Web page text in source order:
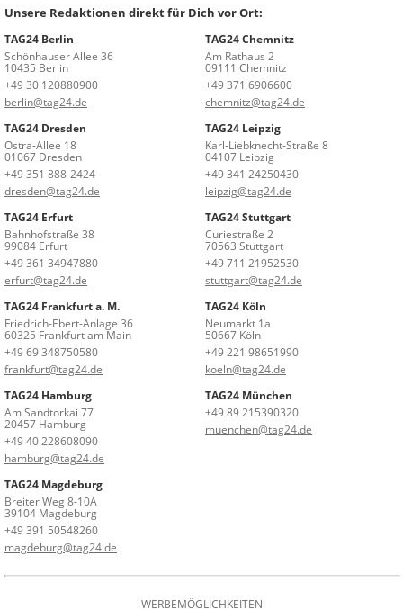
Unsere Redaktionen direkt für Dich vor Ort:
TAG24 Berlin
Schönhauser Allee 36
10435 Berlin
+49 30 120880900
berlin@tag24.de
TAG24 Chemnitz
Am Rathaus 2
09111 Chemnitz
+49 371 6906600
chemnitz@tag24.de
TAG24 Dresden
Ostra-Allee 18
01067 Dresden
+49 351 888-2424
dresden@tag24.de
TAG24 Leipzig
Karl-Liebknecht-Straße 8
04107 Leipzig
+49 341 24250430
leipzig@tag24.de
TAG24 Erfurt
Bahnhofstraße 38
99084 Erfurt
+49 361 34947880
erfurt@tag24.de
TAG24 Stuttgart
Curiestraße 2
70563 Stuttgart
+49 711 21952530
stuttgart@tag24.de
TAG24 Frankfurt a. M.
Friedrich-Ebert-Anlage 36
60325 Frankfurt am Main
+49 69 348750580
frankfurt@tag24.de
TAG24 Köln
Neumarkt 1a
50667 Köln
+49 221 98651990
koeln@tag24.de
TAG24 Hamburg
Am Sandtorkai 77
20457 Hamburg
+49 40 228608090
hamburg@tag24.de
TAG24 München
+49 89 215390320
muenchen@tag24.de
TAG24 Magdeburg
Breiter Weg 8-10A
39104 Magdeburg
+49 391 50548260
magdeburg@tag24.de
WERBEMÖGLICHKEITEN